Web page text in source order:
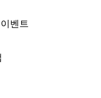
합니다. 단, 비회
하는 자의 경우,
간 보관합니다.
벤트